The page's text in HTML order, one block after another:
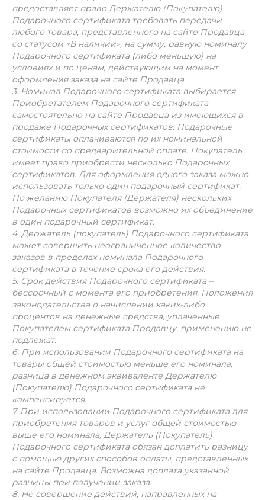
предоставляет право Держателю (Покупателю)
Подарочного сертификата требовать передачи
любого товара, представленного на сайте Продавца
со статусом «В наличии», на сумму, равную номиналу
Подарочного сертификата (либо меньшую) на
условиях и по ценам, действующим на момент
оформления заказа на сайте Продавца.
3. Номинал Подарочного сертификата выбирается
Приобретателем Подарочного сертификата
самостоятельно на сайте Продавца из имеющихся в
продаже Подарочных сертификатов. Подарочные
сертификаты оплачиваются по их номинальной
стоимости по предварительной оплате. Покупатель
имеет право приобрести несколько Подарочных
сертификатов. Для оформления одного заказа можно
использовать только один подарочный сертификат.
По желанию Покупателя (Держателя) нескольких
Подарочных сертификатов возможно их объединение
в один подарочный сертификат.
4. Держатель (покупатель) Подарочного сертификата
может совершить неограниченное количество
заказов в пределах номинала Подарочного
сертификата в течение срока его действия.
5. Срок действия Подарочного сертификата –
бессрочный с момента его приобретения. Положения
законодательства о начислении каких-либо
процентов на денежные средства, уплаченные
Покупателем сертификата Продавцу, применению не
подлежат.
6. При использовании Подарочного сертификата на
товары общей стоимостью меньше его номинала,
разница в денежном эквиваленте Держателю
(Покупателю) Подарочного сертификата не
компенсируется.
7. При использовании Подарочного сертификата для
приобретения товаров и услуг общей стоимостью
выше его номинала, Держатель (Покупатель)
Подарочного сертификата обязан доплатить разницу
с помощью других способов оплаты, представленных
на сайте Продавца. Возможна доплата указанной
разницы при получении заказа.
8. Не совершение действий, направленных на